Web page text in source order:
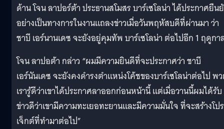
ด้าน โจน ลาปอร์ต้า ประธานสโมสร บาร์เซโลน่า ได้ประกาศยืน
อย่างเป็นทางการในงานแถลงข่าวเมื่อวันพฤหัสบดีที่ผ่านมา ว่า
ชาบี เอร์นานเดซ จะยังอยู่คุมทัพ บาร์เซโลน่า ต่อไปอีก 1 ฤดูกา
โจน ลาปอต้า กล่าว “ผมมีความยินดีที่จะประกาศว่า ชาบี
เอร์นันเดซ จะยังคงดำรงตำแหน่งโค้ชของบาร์เซโลน่าต่อไป พ
เรารู้ดีว่าเขาได้ประกาศลาออกก่อนหน้านี้ แต่เมื่อวานนี้ผมได้รับ
ข่าวดีว่าเขามีความทะเยอทะยานและมีความมั่นใจ ที่จะสร้างโปร
เจ็กต์ที่ทำมาต่อไป”